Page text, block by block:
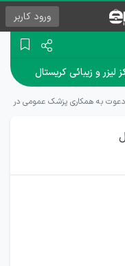
ورود کاربر
و زیبائی کریستال
دعوت به همکاری پزشک عمومی در مرکز